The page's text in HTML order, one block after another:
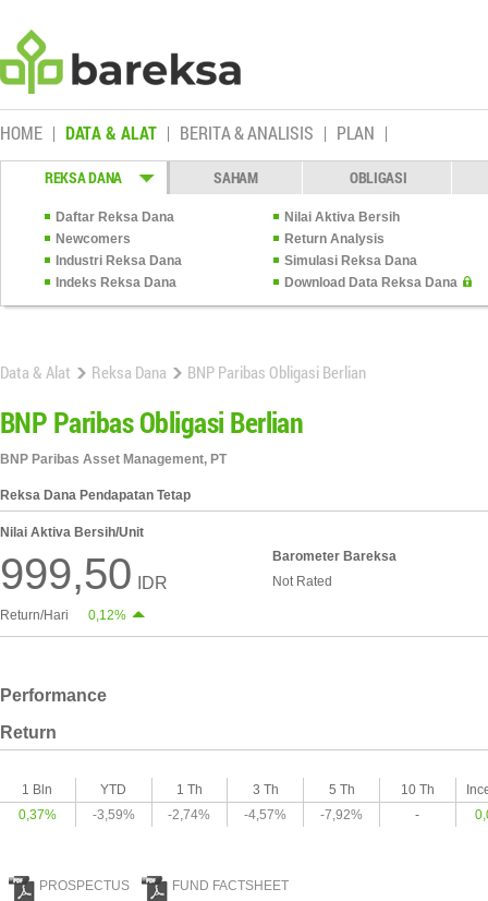
HOME DATA & ALAT BERITA & ANALISIS PLAN
REKSA DANA SAHAM OBLIGASI
Daftar Reksa Dana
Nilai Aktiva Bersih
Newcomers
Return Analysis
Industri Reksa Dana
Simulasi Reksa Dana
Indeks Reksa Dana
Download Data Reksa Dana
Data & Alat Reksa Dana BNP Paribas Obligasi Berlian
BNP Paribas Obligasi Berlian
BNP Paribas Asset Management, PT
Reksa Dana Pendapatan Tetap
Nilai Aktiva Bersih/Unit
999,50 IDR
Barometer Bareksa
Not Rated
Return/Hari 0,12%
Performance
Return
1 Bln YTD 1 Th 3 Th 5 Th 10 Th
0,37%
-3,59% -2,74% -4,57% -7,92% -
PROSPECTUS FUND FACTSHEET